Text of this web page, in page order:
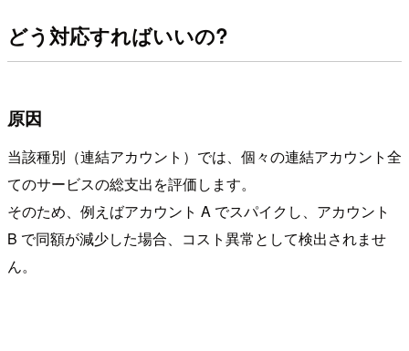
どう対応すればいいの?
原因
当該種別（連結アカウント）では、個々の連結アカウント全
てのサービスの総支出を評価します。
そのため、例えばアカウント A でスパイクし、アカウント
B で同額が減少した場合、コスト異常として検出されませ
ん。